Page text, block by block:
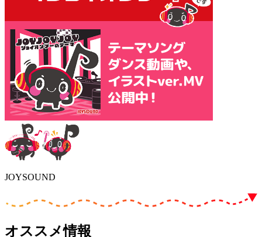
JOYSOUND
オススメ情報